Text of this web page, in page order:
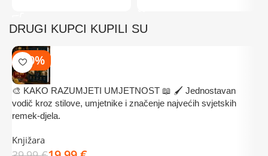
DRUGI KUPCI KUPILI SU
-50%
🎨 KAKO RAZUMJETI UMJETNOST 📖 🖌️ Jednostavan
vodič kroz stilove, umjetnike i značenje najvećih svjetskih
remek-djela.
Knjižara